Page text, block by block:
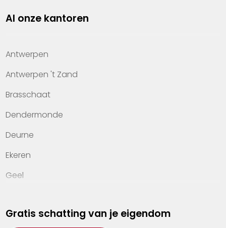
Property management
Kennis van wonen
Kantoren
Veelgestelde vragen
Werken bij Heylen Vastgoed
Contact
Al onze kantoren
Antwerpen
Antwerpen 't Zand
Brasschaat
Dendermonde
Deurne
Ekeren
Geel
Hasselt
Gratis schatting van je eigendom